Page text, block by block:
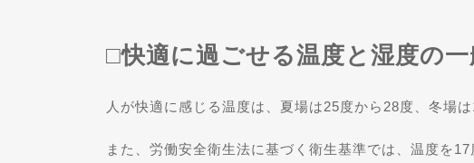
□快適に過ごせる温度と湿度の
人が快適に感じる温度は、夏場は25度から28度、冬場は
また、労働安全衛生法に基づく衛生基準では、温度を